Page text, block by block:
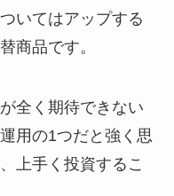
いてはアップする
商品です。
全く期待できない
用の1つだと強く思
上手く投資するこ